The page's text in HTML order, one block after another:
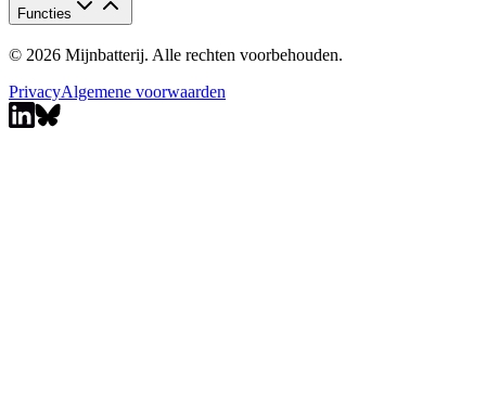
Functies
© 2026 Mijnbatterij. Alle rechten voorbehouden.
PrivacyAlgemene voorwaarden